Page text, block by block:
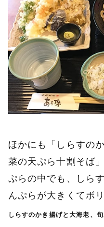
ほかにも「しらすの
菜の天ぷら十割そば
ぷらの中でも、しら
んぷらが大きくてボ
しらすのかき揚げと大海老、